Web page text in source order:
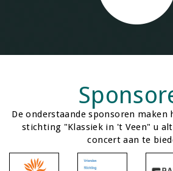
De onderstaande sponsoren
stichting "Klassiek in 't Veen" u
concert aan te